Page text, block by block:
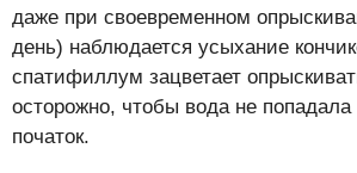
даже при своевременном
день) наблюдается усыхание
спатифиллум зацветает
осторожно, чтобы вода не
початок.